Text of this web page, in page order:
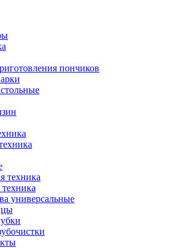
пончиков
техника
универсальные